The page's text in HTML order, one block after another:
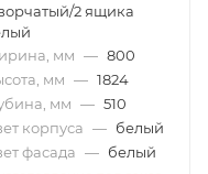
2 ящика
мм — 800
мм — 1824
мм — 510
корпуса — белый
фасада — белый